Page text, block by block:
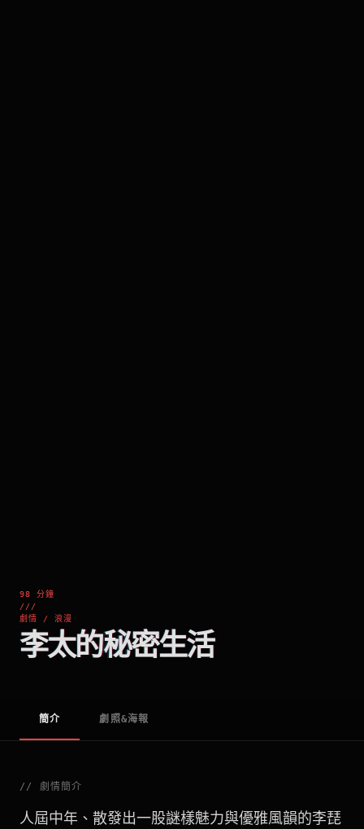
98 分鐘
///
劇情 / 浪漫
李太的秘密生活
簡介 劇照&海報
// 劇情簡介
人屆中年、散發出一股謎樣魅力與優雅風韻的李琵